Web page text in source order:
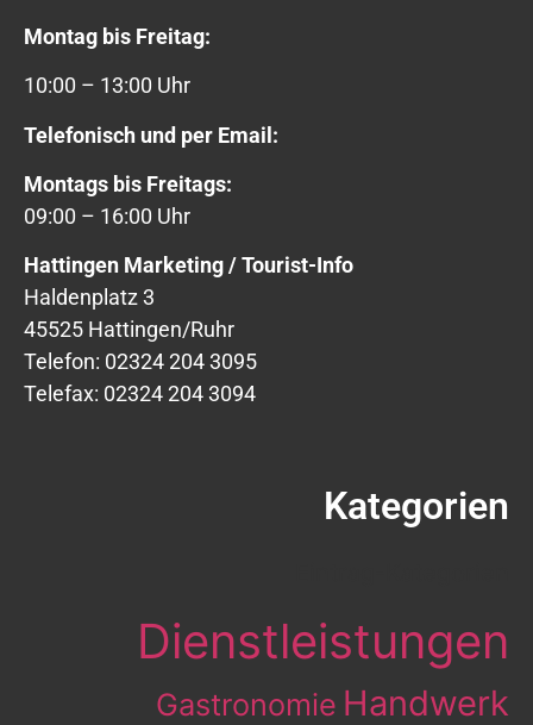
Montag bis Freitag:
10:00 – 13:00 Uhr
Telefonisch und per Email:
Montags bis Freitags:
09:00 – 16:00 Uhr
Hattingen Marketing / Tourist-Info
Haldenplatz 3
45525 Hattingen/Ruhr
Telefon: 02324 204 3095
Telefax: 02324 204 3094
Kategorien
Dienstleistungen
Gastronomie Handwerk